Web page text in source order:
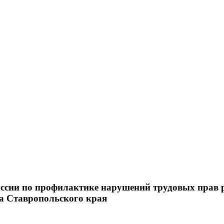
по профилактике нарушений трудовых прав
Ставропольского края